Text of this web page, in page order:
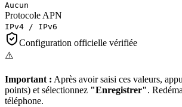
Aucun
Protocole APN
IPv4 / IPv6
Configuration officielle vérifiée
⚠️
Important : Après avoir saisi ces valeurs,
points) et sélectionnez "Enregistrer".
téléphone.